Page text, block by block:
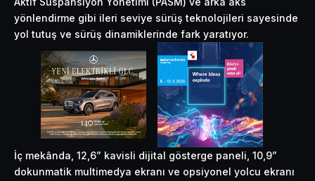
yönlendirme gibi ileri seviye sürüş teknolojileri sayesinde
yol tutuş ve sürüş dinamiklerinde fark yaratıyor.
İç mekânda, 12,6” kavisli dijital gösterge paneli, 10,9”
dokunmatik multimedya ekranı ve opsiyonel yolcu ekranı